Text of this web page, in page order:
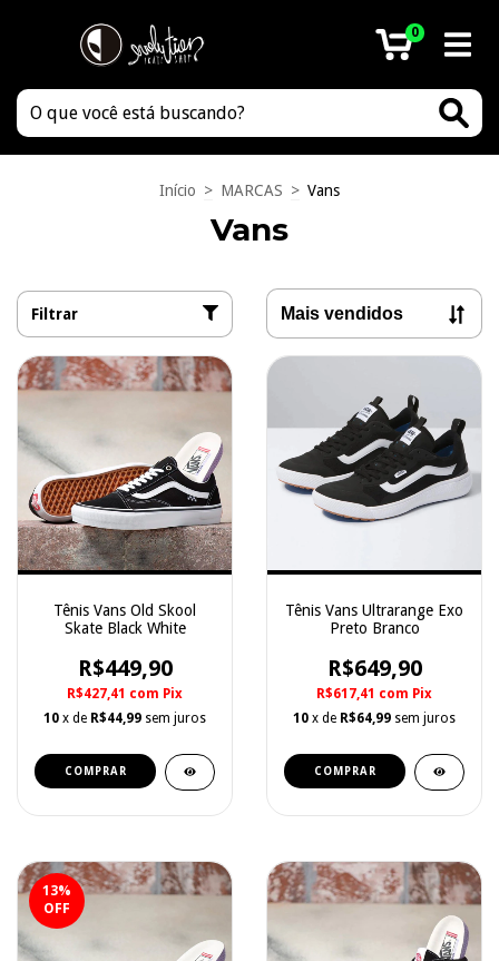
0
Início > MARCAS > Vans
Vans
Filtrar
Tênis Vans Old Skool
Skate Black White
R$449,90
R$427,41 com Pix
10 x de R$44,99 sem juros
COMPRAR
Tênis Vans Ultrarange Exo
Preto Branco
R$649,90
R$617,41 com Pix
10 x de R$64,99 sem juros
COMPRAR
13%
OFF